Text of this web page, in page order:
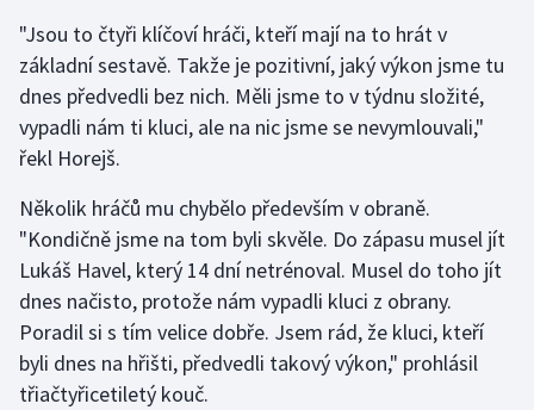
Jezdectví
Judo
Krasobruslení
Lezení
Lyže a snowboard
Moderní pětiboj
Motorsport
"Jsou to čtyři klíčoví hráči, kteří mají na to hrát v
základní sestavě. Takže je pozitivní, jaký výkon jsme tu
dnes předvedli bez nich. Měli jsme to v týdnu složité,
vypadli nám ti kluci, ale na nic jsme se nevymlouvali,"
řekl Horejš.
Několik hráčů mu chybělo především v obraně.
"Kondičně jsme na tom byli skvěle. Do zápasu musel jít
Lukáš Havel, který 14 dní netrénoval. Musel do toho jít
dnes načisto, protože nám vypadli kluci z obrany.
Poradil si s tím velice dobře. Jsem rád, že kluci, kteří
byli dnes na hřišti, předvedli takový výkon," prohlásil
třiačtyřicetiletý kouč.